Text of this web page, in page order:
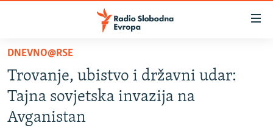
Pređite
glavni
sadržaj
Pređite
na
BOSNA I HERCEGOVINA
SRBIJA
DNEVNO@RSE
Trovanje, ubistvo i državni udar:
Tajna sovjetska invazija na
Avganistan